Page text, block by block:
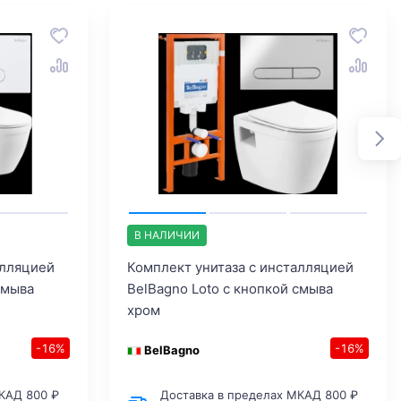
-16%
800 ₽
В НАЛИЧИИ
Комплект унитаза с инсталляцией
BelBagno Loto с кнопкой смыва
хром
BelBagno -16%
Доставка в пределах МКАД 800 ₽